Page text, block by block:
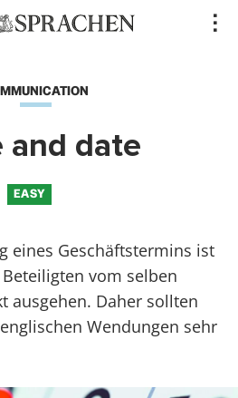
and date
EASY
eines Geschäftstermins ist
vom selben
ausgehen. Daher sollten
Wendungen sehr